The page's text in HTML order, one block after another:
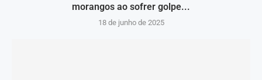
morangos ao sofrer golpe...
18 de junho de 2025